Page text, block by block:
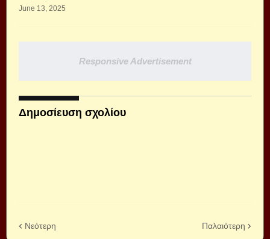
June 13, 2025
Responsive Advertisement
Δημοσίευση σχολίου
Νεότερη Παλαιότερη